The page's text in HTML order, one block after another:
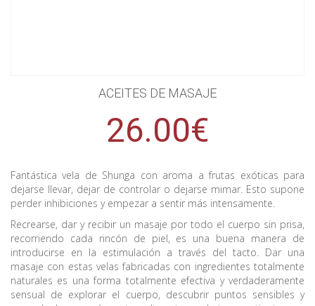
ACEITES DE MASAJE
26.00€
Fantástica vela de Shunga con aroma a frutas exóticas para
dejarse llevar, dejar de controlar o dejarse mimar. Esto supone
perder inhibiciones y empezar a sentir más intensamente.
Recrearse, dar y recibir un masaje por todo el cuerpo sin prisa,
recorriendo cada rincón de piel, es una buena manera de
introducirse en la estimulación a través del tacto. Dar una
masaje con estas velas fabricadas con ingredientes totalmente
naturales es una forma totalmente efectiva y verdaderamente
sensual de explorar el cuerpo, descubrir puntos sensibles y